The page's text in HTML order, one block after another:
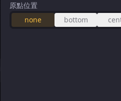
原點位置
none
bottom